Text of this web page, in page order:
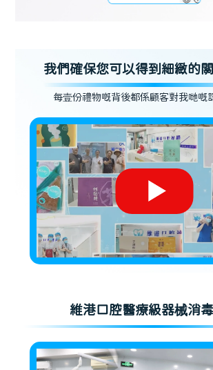
我們確保您可以得到細緻的
每壹份禮物嘅背後都係顧客對我哋嘅
維港口腔醫療級器械消